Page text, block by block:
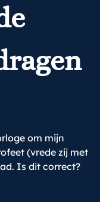
om mijn
(vrede zij met
Is dit correct?